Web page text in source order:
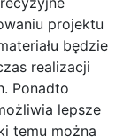
projektu
będzie
realizacji
Ponadto
lepsze
temu można